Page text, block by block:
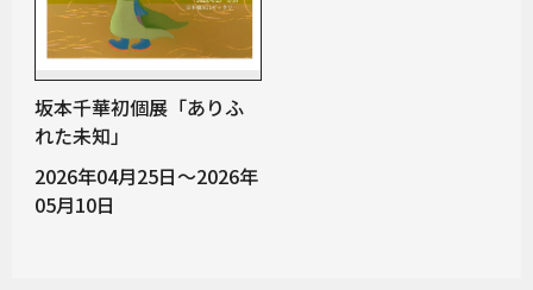
坂本千華初個展「ありふ
れた未知」
2026年04月25日～2026年
05月10日